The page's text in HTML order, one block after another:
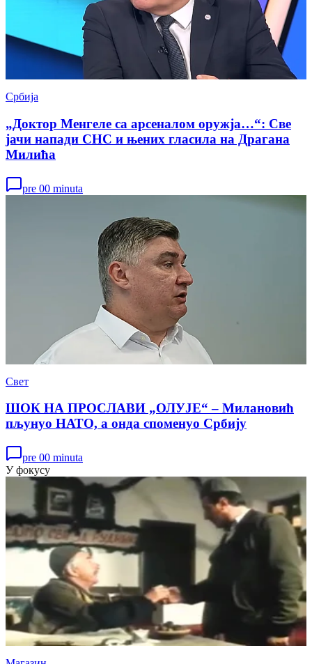
Србија
„Доктор Менгеле са арсеналом оружја…“: Све
јачи напади СНС и њених гласила на Драгана
Милића
pre 00 minuta
Свет
ШОК НА ПРОСЛАВИ „ОЛУЈЕ“ – Милановић
пљунуо НАТО, а онда споменуо Србију
pre 00 minuta
У фокусу